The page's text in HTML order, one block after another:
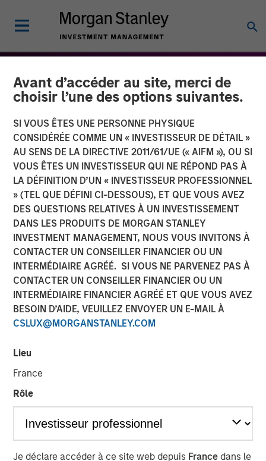
Avant d’accéder au site, merci de
choisir l’une des options suivantes.
SI VOUS ÊTES UNE PERSONNE PHYSIQUE
CONSIDÉRÉE COMME UN « INVESTISSEUR DE DÉTAIL »
AU SENS DE LA DIRECTIVE 2011/61/UE (« AIFM »), OU SI
VOUS ÊTES UN INVESTISSEUR QUI NE RÉPOND PAS À
LA DÉFINITION D’UN « INVESTISSEUR PROFESSIONNEL
» (TEL QUE DÉFINI CI-DESSOUS), ET QUE VOUS AVEZ
DES QUESTIONS RELATIVES À UN INVESTISSEMENT
DANS LES PRODUITS DE MORGAN STANLEY
INVESTMENT MANAGEMENT, NOUS VOUS INVITONS À
CONTACTER UN CONSEILLER FINANCIER OU UN
INTERMÉDIAIRE AGRÉÉ. SI VOUS NE PARVENEZ PAS À
CONTACTER UN CONSEILLER FINANCIER OU UN
INTERMÉDIAIRE FINANCIER AGRÉÉ ET QUE VOUS AVEZ
BESOIN D’AIDE, VEUILLEZ ENVOYER UN E-MAIL À
CSLUX@MORGANSTANLEY.COM
Lieu
France
Rôle
Je déclare accéder à ce site web depuis France dans le
THE BEAT™ INSIGHTS
The BEAT - Octobre 2025
06 OCTOBRE 2025
actualisée sur les marchés. Chaque édition vous propose
des idées et des analyses pour vous aider à appréhender
Téléchargez le PDF
Portfolio Solutions Group